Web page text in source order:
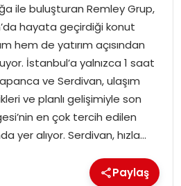
ile buluşturan Remley Grup,
hayata geçirdiği konut
hem de yatırım açısından
İstanbul’a yalnızca 1 saat
ve Serdivan, ulaşım
ve planlı gelişimiyle son
en çok tercih edilen
yer alıyor. Serdivan, hızla…
Paylaş